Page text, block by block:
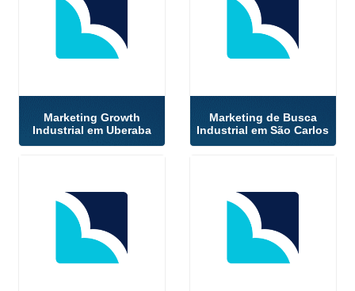
Marketing Growth
Industrial em Uberaba
Marketing de Busca
Industrial em São Carlos